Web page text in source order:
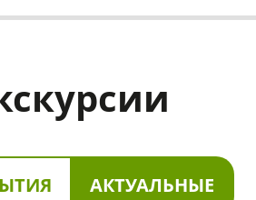
АКТУАЛЬНЫЕ